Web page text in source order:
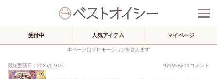
受付中 人気アイテム マイページ
本ページはプロモーションを含みます
最終更新日：2026/07/16 979View 21 コメント